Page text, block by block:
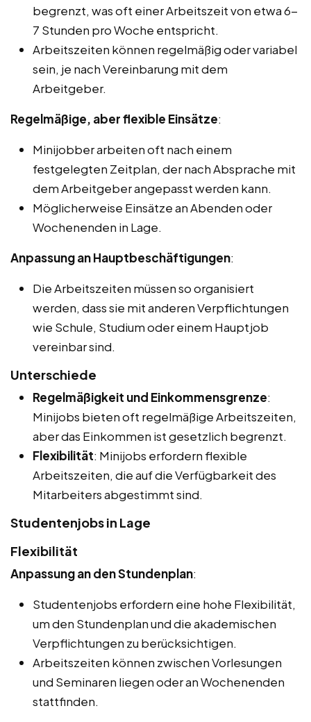
begrenzt, was oft einer Arbeitszeit von etwa 6-
7 Stunden pro Woche entspricht.
Arbeitszeiten können regelmäßig oder variabel
sein, je nach Vereinbarung mit dem
Arbeitgeber.
Regelmäßige, aber flexible Einsätze:
Minijobber arbeiten oft nach einem
festgelegten Zeitplan, der nach Absprache mit
dem Arbeitgeber angepasst werden kann.
Möglicherweise Einsätze an Abenden oder
Wochenenden in Lage.
Anpassung an Hauptbeschäftigungen:
Die Arbeitszeiten müssen so organisiert
werden, dass sie mit anderen Verpflichtungen
wie Schule, Studium oder einem Hauptjob
vereinbar sind.
Unterschiede
Regelmäßigkeit und Einkommensgrenze:
Minijobs bieten oft regelmäßige Arbeitszeiten,
aber das Einkommen ist gesetzlich begrenzt.
Flexibilität: Minijobs erfordern flexible
Arbeitszeiten, die auf die Verfügbarkeit des
Mitarbeiters abgestimmt sind.
Studentenjobs in Lage
Flexibilität
Anpassung an den Stundenplan:
Studentenjobs erfordern eine hohe Flexibilität,
um den Stundenplan und die akademischen
Verpflichtungen zu berücksichtigen.
Arbeitszeiten können zwischen Vorlesungen
und Seminaren liegen oder an Wochenenden
stattfinden.